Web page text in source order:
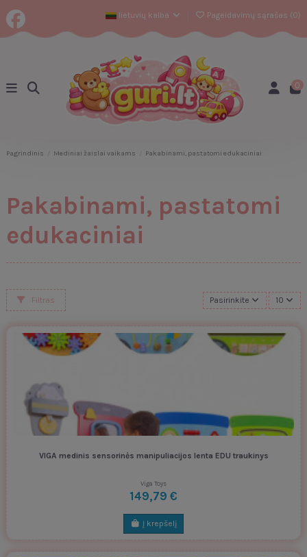
lietuvių kalba Pageidavimų sąrašas (0)
0
Pagrindinis Mediniai žaislai vaikams Pakabinami, pastatomi edukaciniai
Pakabinami, pastatomi
edukaciniai
Filtras Pasirinkite 10
VIGA medinis sensorinės manipuliacijos lenta EDU traukinys
Viga Toys
149,79 €
Į krepšelį